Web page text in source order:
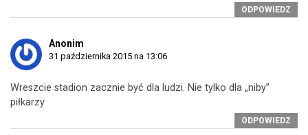
ODPOWIEDZ
Anonim
31 października 2015 na 13:06
Wreszcie stadion zacznie być dla ludzi. Nie tylko dla „niby”
piłkarzy
ODPOWIEDZ